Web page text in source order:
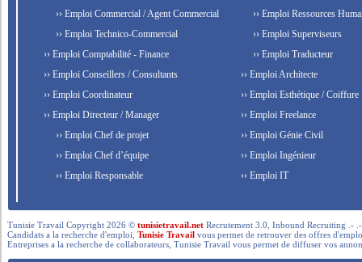
›› Emploi Commercial / Agent Commercial
›› Emploi Technico-Commercial
›› Emploi Comptabilité - Finance
›› Emploi Conseillers / Consultants
›› Emploi Coordinateur
›› Emploi Directeur / Manager
›› Emploi Chef de projet
›› Emploi Chef d’équipe
›› Emploi Responsable
›› Emploi Ressources
›› Emploi Superviseurs
›› Emploi Traducteur
›› Emploi Architecte
›› Emploi Esthétique / Coiffure
›› Emploi Freelance
›› Emploi Génie Civil
›› Emploi Ingénieur
›› Emploi IT
Tunisie Travail Copyright 2026 ©tunisietravail.net Recrutement 3.0, Inbound Recruiting .-
Candidats a la recherche d'emploi,Tunisie Travail vous permet de retrouver des offres
Entreprises a la recherche de collaborateurs, Tunisie Travail vous permet de diffuser vos